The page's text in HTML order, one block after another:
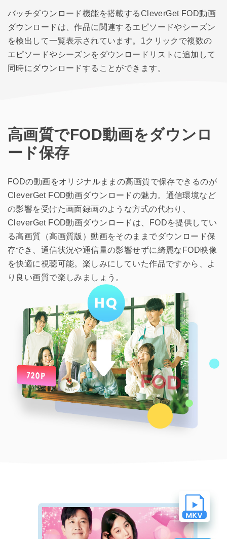
バッチダウンロード機能を搭載するCleverGet FOD動画
ダウンロードは、作品に関連するエピソードやシーズン
を検出して一覧表示されています。1クリックで複数の
エピソードやシーズンをダウンロードリストに追加して
同時にダウンロードすることができます。
高画質でFOD動画をダウンロ
ード保存
FODの動画をオリジナルままの高画質で保存できるのが
CleverGet FOD動画ダウンロードの魅力。通信環境など
の影響を受けた画面録画のような方式の代わり、
CleverGet FOD動画ダウンロードは、FODを提供してい
る高画質（高画質版）動画をそのままでダウンロード保
存でき、通信状況や通信量の影響せずに綺麗なFOD映像
を快適に視聴可能。楽しみにしていた作品ですから、よ
り良い画質で楽しみましょう。